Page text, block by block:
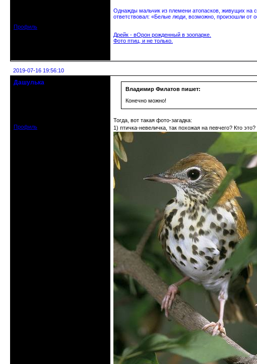
Профиль
Однажды мальчик из племени атопасков, живущих на
ответствовал: «Белые люди, возможно, произошли от
Дрейк - вОрон рожденный в зоопарке.
Фото птиц, и не только.
2019-07-16 19:56:10
Дашулька
Профиль
Владимир Филатов пишет:
Конечно можно!
Тогда, вот такая фото-загадка:
1) птичка-невеличка, так похожая на певчего? Кто